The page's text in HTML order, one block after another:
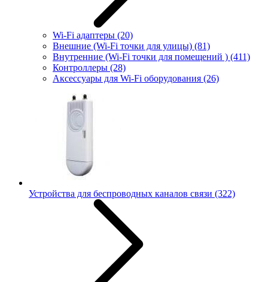
Wi-Fi адаптеры (20)
Внешние (Wi-Fi точки для улицы) (81)
Внутренние (Wi-Fi точки для помещений ) (411)
Контроллеры (28)
Аксессуары для Wi-Fi оборудования (26)
Устройства для беспроводных каналов связи (322)